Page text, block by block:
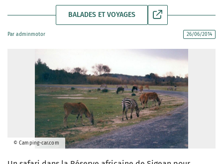
BALADES ET VOYAGES
Paradminmotor 26/06/2014
© Camping-car.com